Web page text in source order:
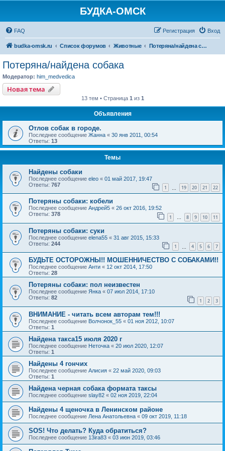
БУДКА-ОМСК
FAQ Вход
Регистрация
budka-omsk.ru Список форумов Животные Потеряна/найдена собака
Потеряна/найдена собака
Модератор: him_medvedica
Новая тема
13 тем • Страница 1 из 1
Объявления
Отлов собак в городе.
Последнее сообщение Жанна « 30 янв 2011, 00:54
Ответы: 13
Темы
Найдены собаки
Последнее сообщение eleo « 01 май 2017, 19:47
Ответы: 767 1 19 20 21 22
Потеряны собаки: кобели
Последнее сообщение Андрей5 « 26 окт 2016, 19:52
Ответы: 378 1 … 8 9 10 11
Потеряны собаки: суки
Последнее сообщение elena55 « 31 авг 2015, 15:33
Ответы: 244 1 4 5 6 7
БУДЬТЕ ОСТОРОЖНЫ!! МОШЕННИЧЕСТВО С СОБАКАМИ!!
Последнее сообщение Анти « 12 окт 2014, 17:50
Ответы: 28
Потеряны собаки: пол неизвестен
Последнее сообщение Янка « 07 июл 2014, 17:10
Ответы: 82 1 2 3
ВНИМАНИЕ - читать всем авторам тем!!!
Последнее сообщение Волчонок_55 « 01 ноя 2012, 10:07
Ответы: 1
Найдена такса15 июля 2020 г
Последнее сообщение Неточка « 20 июл 2020, 12:07
Ответы: 1
Найдены 4 гончих
Последнее сообщение Алисия « 22 май 2020, 09:03
Ответы: 1
Найдена черная собака формата таксы
Последнее сообщение slay82 « 02 ноя 2019, 22:04
Найдены 4 щеночка в Ленинском районе
Последнее сообщение Лена Анатольевна « 09 окт 2019, 11:18
SOS! Что делать? Куда обратиться?
Последнее сообщение 13ira83 « 03 июн 2019, 03:46